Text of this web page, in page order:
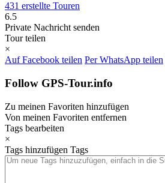
431 erstellte Touren
6.5
Private Nachricht senden
Tour teilen
×
Auf Facebook teilen Per WhatsApp teilen
Follow GPS-Tour.info
Zu meinen Favoriten hinzufügen
Von meinen Favoriten entfernen
Tags bearbeiten
×
Tags hinzufügen Tags